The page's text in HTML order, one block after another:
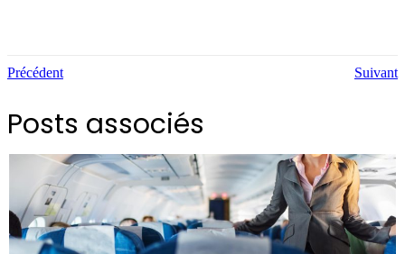
Précédent Suivant
Posts associés